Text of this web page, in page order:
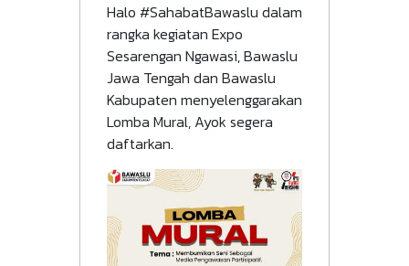
Halo #SahabatBawaslu dalam
rangka kegiatan Expo
Sesarengan Ngawasi, Bawaslu
Jawa Tengah dan Bawaslu
Kabupaten menyelenggarakan
Lomba Mural, Ayok segera
daftarkan.